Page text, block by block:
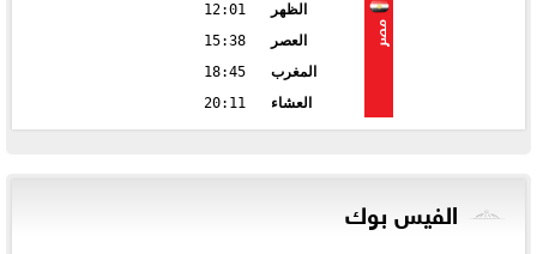
مصر
الظهر
12:01
العصر
15:38
المغرب
18:45
العشاء
20:11
الفيس بوك